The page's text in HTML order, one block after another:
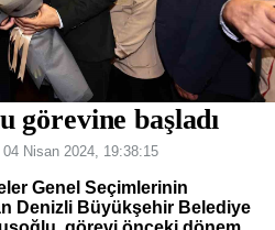
görevine başladı
04 Nisan 2024, 19:38:15
Genel Seçimlerinin
Denizli Büyükşehir Belediye